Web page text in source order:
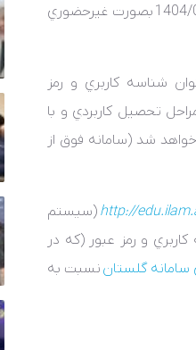
بصورت غيرحضوري
شناسه کاربري و رمز
تحصيل کاربردي و با
خواهد شد (سامانه فوق از
http:// (سيستم
و رمز عبور (که در
سامانه گلستان نسبت به